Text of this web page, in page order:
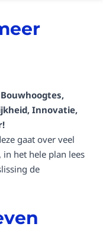
Innovatie,
gaat over veel
het hele plan lees
de